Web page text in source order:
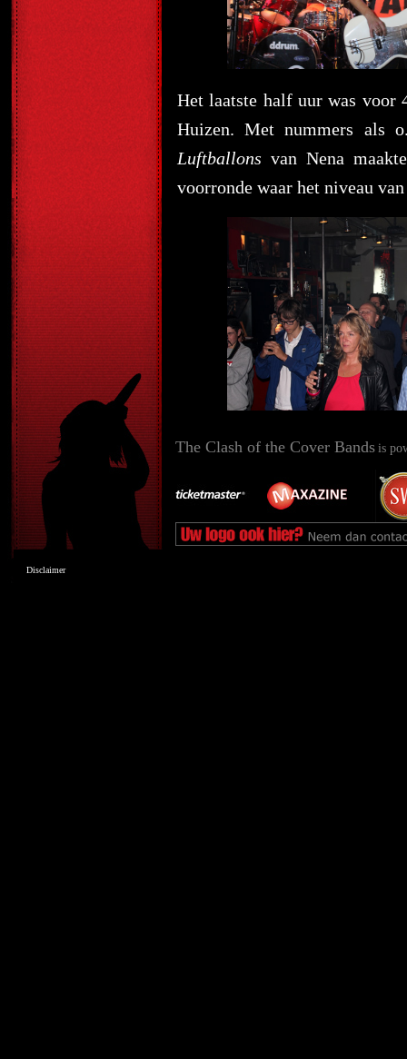
Het laatste half uur was voor
Huizen. Met nummers als
Luftballons van Nena
voorronde waar het niveau
The Clash of the Cover Bands is
Disclaimer